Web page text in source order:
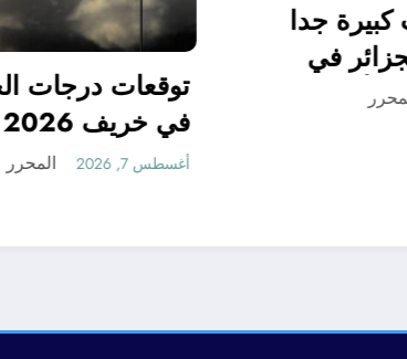
امطار بكميات كبيرة جدا
متوقعة في الجزائر في
شهري سبتمبر و أكتوبر ..
توقعات مناخ خريف 2026
أغسطس 7, 2026